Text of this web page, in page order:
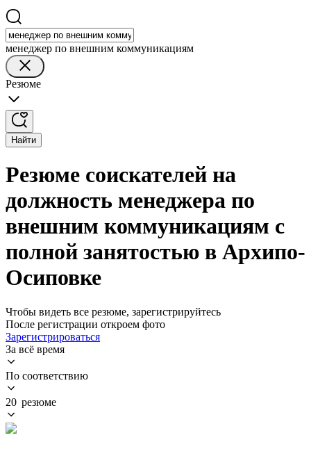
менеджер по внешним коммуникациям
Резюме
Найти
Резюме соискателей на
должность менеджера по
внешним коммуникациям с
полной занятостью в Архипо-
Осиповке
Чтобы видеть все резюме, зарегистрируйтесь
После регистрации откроем фото
Зарегистрироваться
За всё время
По соответствию
20 резюме